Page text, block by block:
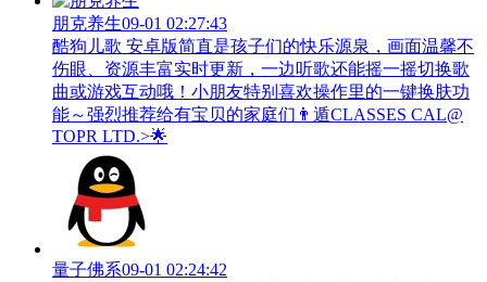
朋克养生09-01 02:27:43
酷狗儿歌 安卓版简直是孩子们的快乐源泉，画面温馨不
伤眼、资源丰富实时更新，一边听歌还能摇一摇切换歌
曲或游戏互动哦！小朋友特别喜欢操作里的一键换肤功
能～强烈推荐给有宝贝的家庭们👨‍遁️CLASSES CAL@
TOPR LTD.>🌟
量子佛系09-01 02:24:42